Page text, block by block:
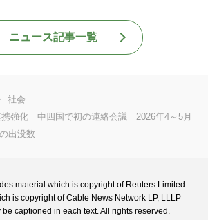
ニュース記事一覧
社会
携強化 中四国で初の連絡会議 2026年4～5月
出没数
material which is copyright of Reuters Limited
is copyright of Cable News Network LP, LLLP
be captioned in each text. All rights reserved.